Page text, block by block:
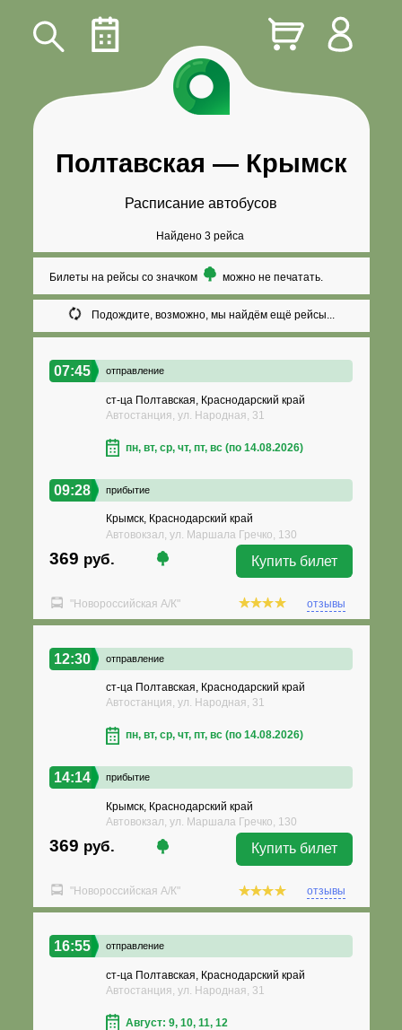
Полтавская — Крымск
Расписание автобусов
Найдено 3 рейса
Билеты на рейсы со значком можно не печатать.
Подождите, возможно, мы найдём ещё рейсы...
07:45 отправление
ст-ца Полтавская, Краснодарский край
Автостанция, ул. Народная, 31
пн, вт, ср, чт, пт, вс (по 14.08.2026)
09:28 прибытие
Крымск, Краснодарский край
Автовокзал, ул. Маршала Гречко, 130
369 руб. Купить билет
"Новороссийская А/К" отзывы
12:30 отправление
ст-ца Полтавская, Краснодарский край
Автостанция, ул. Народная, 31
пн, вт, ср, чт, пт, вс (по 14.08.2026)
14:14 прибытие
Крымск, Краснодарский край
Автовокзал, ул. Маршала Гречко, 130
369 руб. Купить билет
"Новороссийская А/К" отзывы
16:55 отправление
ст-ца Полтавская, Краснодарский край
Автостанция, ул. Народная, 31
Август: 9, 10, 11, 12